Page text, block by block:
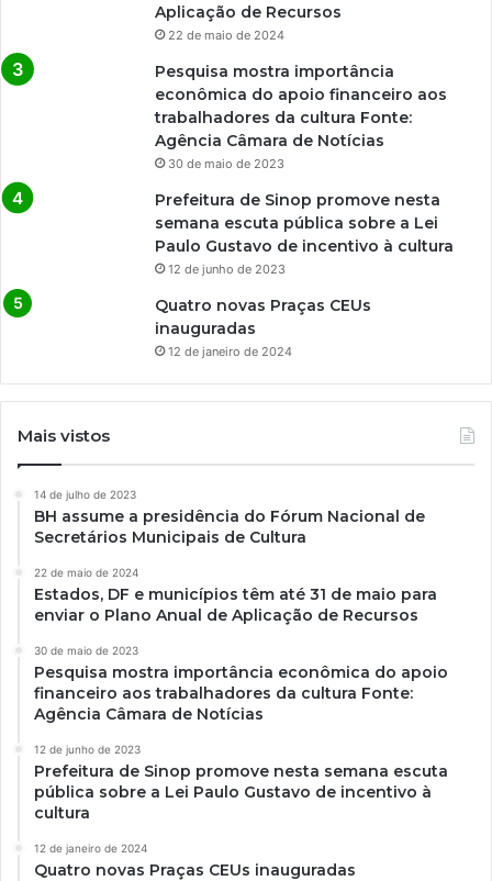
Aplicação de Recursos
22 de maio de 2024
Pesquisa mostra importância
econômica do apoio financeiro aos
trabalhadores da cultura Fonte:
Agência Câmara de Notícias
30 de maio de 2023
Prefeitura de Sinop promove nesta
semana escuta pública sobre a Lei
Paulo Gustavo de incentivo à cultura
12 de junho de 2023
Quatro novas Praças CEUs
inauguradas
12 de janeiro de 2024
Mais vistos
14 de julho de 2023
BH assume a presidência do Fórum Nacional de
Secretários Municipais de Cultura
22 de maio de 2024
Estados, DF e municípios têm até 31 de maio para
enviar o Plano Anual de Aplicação de Recursos
30 de maio de 2023
Pesquisa mostra importância econômica do apoio
financeiro aos trabalhadores da cultura Fonte:
Agência Câmara de Notícias
12 de junho de 2023
Prefeitura de Sinop promove nesta semana escuta
pública sobre a Lei Paulo Gustavo de incentivo à
cultura
12 de janeiro de 2024
Quatro novas Praças CEUs inauguradas